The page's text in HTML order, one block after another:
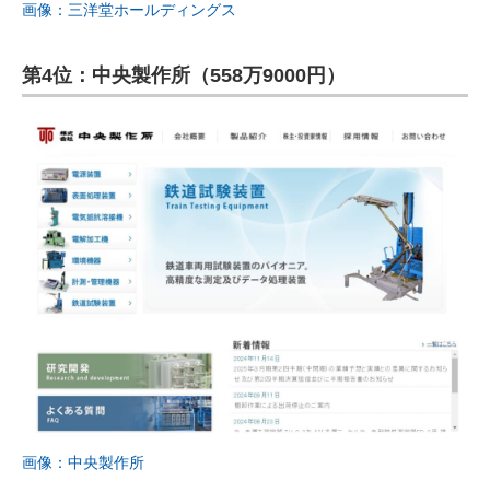
画像：三洋堂ホールディングス
第4位：中央製作所（558万9000円）
画像：中央製作所